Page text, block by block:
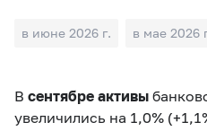
в июне 2026 г. в мае 2026
В сентябре активы
увеличились на 1,0% (